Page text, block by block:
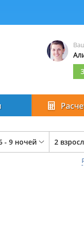
- 9 ночей 2